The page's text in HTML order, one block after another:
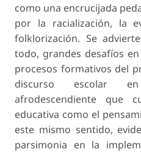
como una encrucijada
por la racialización, la
folklorización. Se
todo, grandes desafíos
procesos formativos del
discurso escolar
afrodescendiente que
educativa como el
este mismo sentido,
parsimonia en la